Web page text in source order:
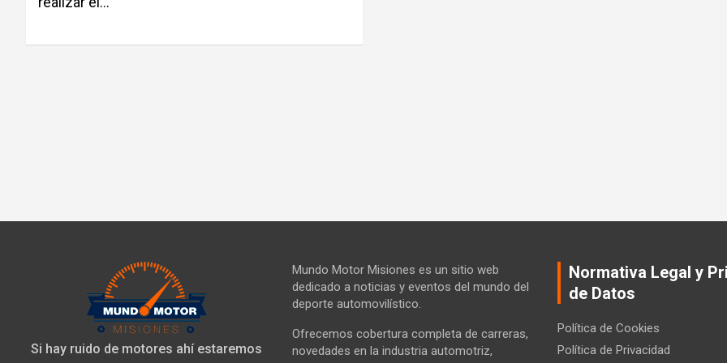
Si hay ruido de motores ahí estaremos
Mundo Motor Misiones es un sitio web
dedicado a noticias y eventos del mundo del
deporte automovilístico.
Ofrecemos cobertura completa de carreras,
novedades en la industria automotriz,
Normativa Legal y
de Datos
Política de Cookies
Política de Privacidad